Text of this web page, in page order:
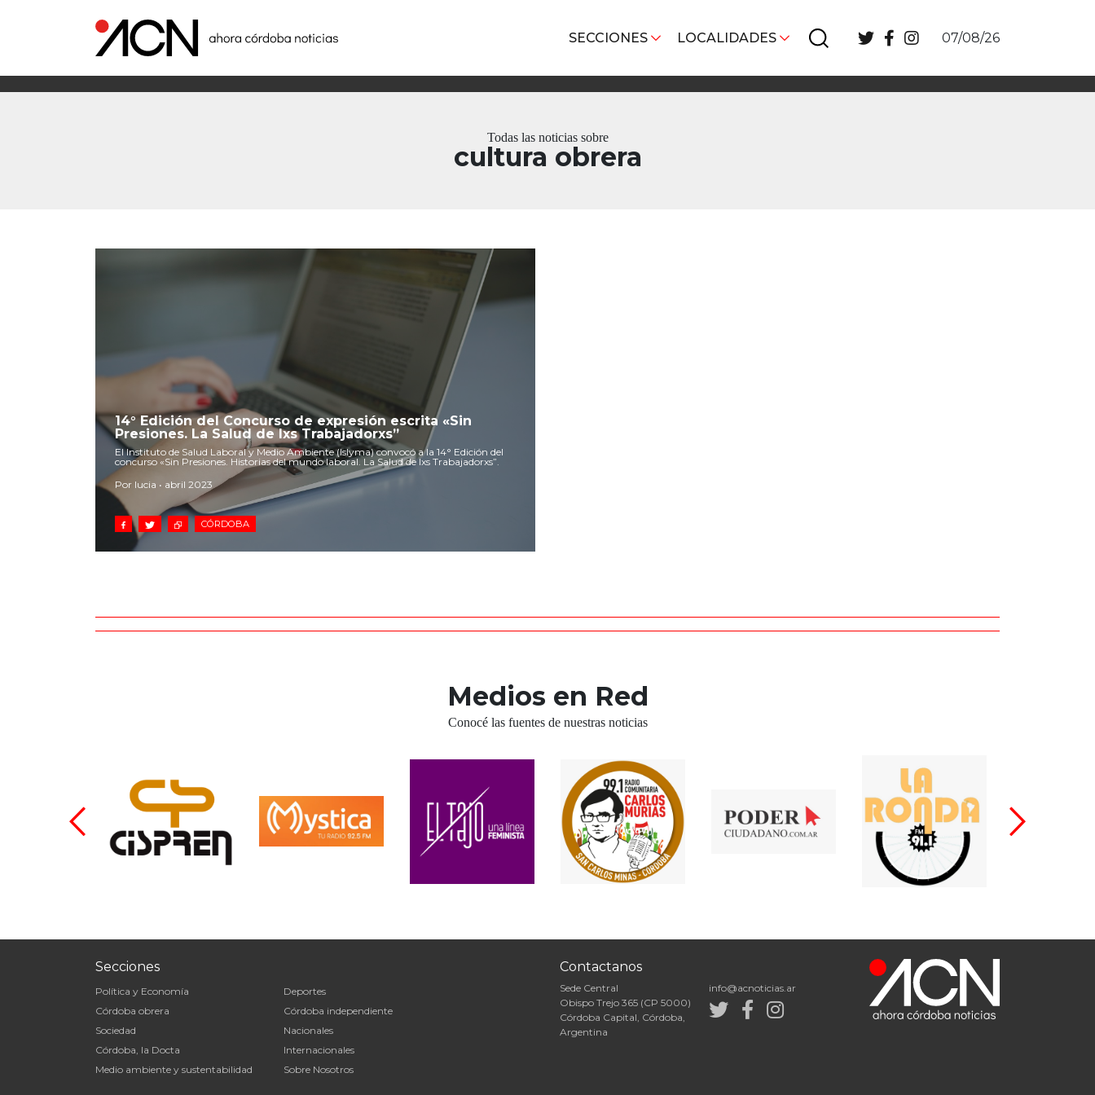
SECCIONES LOCALIDADES 07/08/26
Todas las noticias sobre
cultura obrera
14° Edición del Concurso de expresión escrita «Sin
Presiones. La Salud de lxs Trabajadorxs”
El Instituto de Salud Laboral y Medio Ambiente (Islyma) convocó a la 14° Edición del
concurso «Sin Presiones. Historias del mundo laboral. La Salud de lxs Trabajadorxs”.
Por lucia • abril 2023
CÓRDOBA
Medios en Red
Conocé las fuentes de nuestras noticias
Secciones
Política y Economía
Córdoba obrera
Sociedad
Córdoba, la Docta
Medio ambiente y sustentabilidad
Deportes
Córdoba independiente
Nacionales
Internacionales
Sobre Nosotros
Contactanos
Sede Central
Obispo Trejo 365 (CP 5000)
Córdoba Capital, Córdoba,
Argentina
info@acnoticias.ar